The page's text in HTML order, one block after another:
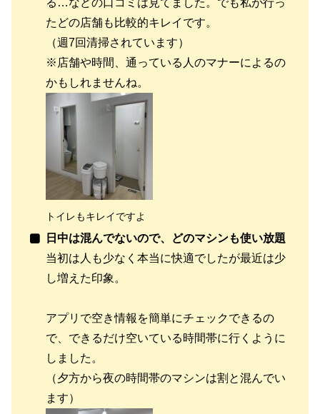
る…などの口コミは見てました。でも私が行っ
たどの店舗も比較的キレイです。
（週7回清掃されています）
※店舗や時間、通っている人のマナーによるの
かもしれませんね。
トイレもキレイですよ
日中は混んでないので、どのマシンも使い放題
当初は人も少なく本当に快適でしたが最近は少
し増えた印象。
アプリで空き情報を簡単にチェックできるの
で、できるだけ空いている時間帯に行くように
しました。
（夕方から夜の時間帯のマシンは割と混んでい
ます）